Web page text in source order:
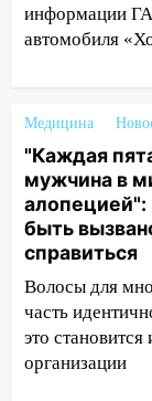
14:40 На
запретили
14:22
большой
14:04 Жару
погоды в
выходные
13:30 В
пассажира»
информации
автомобиля
Медицина
"Каждая
мужчина в
алопецией":
быть
справиться
Волосы для
часть
это
организации